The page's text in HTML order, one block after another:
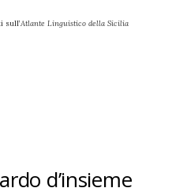
sull’Atlante Linguistico della Sicilia
d’insieme